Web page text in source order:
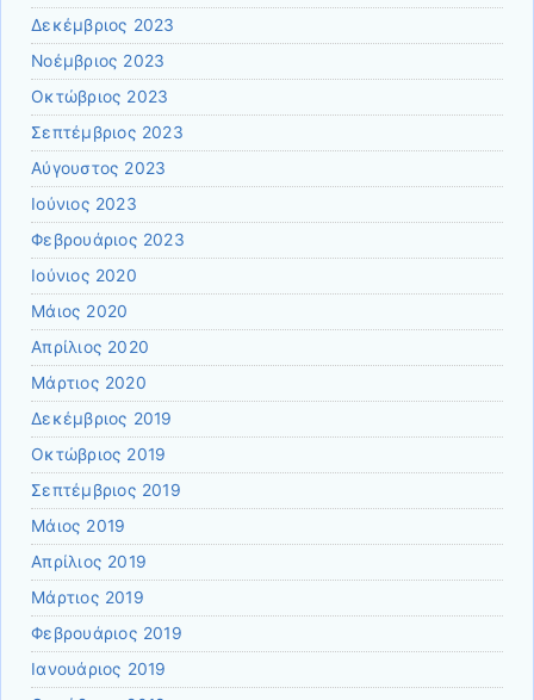
Δεκέμβριος 2023
Νοέμβριος 2023
Οκτώβριος 2023
Σεπτέμβριος 2023
Αύγουστος 2023
Ιούνιος 2023
Φεβρουάριος 2023
Ιούνιος 2020
Μάιος 2020
Απρίλιος 2020
Μάρτιος 2020
Δεκέμβριος 2019
Οκτώβριος 2019
Σεπτέμβριος 2019
Μάιος 2019
Απρίλιος 2019
Μάρτιος 2019
Φεβρουάριος 2019
Ιανουάριος 2019